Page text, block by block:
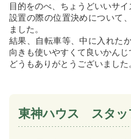
目的をのべ、ちょうどいいサイ
設置の際の位置決めについて
ました。
結果、自転車等、中に入れた
向きも使いやすくて良いかんじ
どうもありがとうございました
東神ハウス スタッ